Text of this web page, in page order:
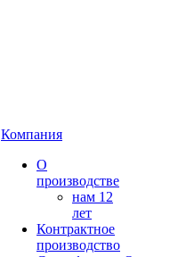
Компания
О
производстве
нам 12
лет
Контрактное
производство